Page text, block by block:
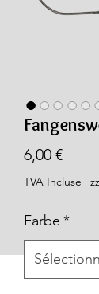
6,00 €Prix
TVA Incluse |
Farbe *